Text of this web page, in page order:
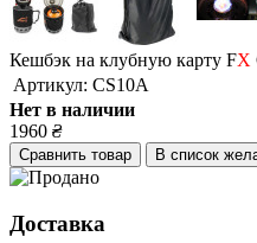
Кешбэк на клубную карту FX
Артикул: CS10A
Нет в наличии
1960 ₴
Сравнить товар В список
Доставка